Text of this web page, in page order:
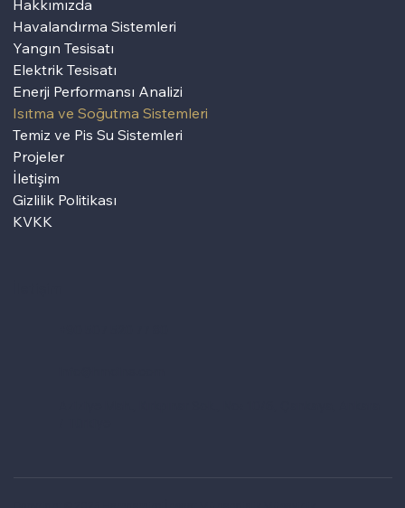
Hakkımızda
Havalandırma Sistemleri
Yangın Tesisatı
Elektrik Tesisatı
Enerji Performansı Analizi
Isıtma ve Soğutma Sistemleri
Temiz ve Pis Su Sistemleri
Projeler
İletişim
Gizlilik Politikası
KVKK